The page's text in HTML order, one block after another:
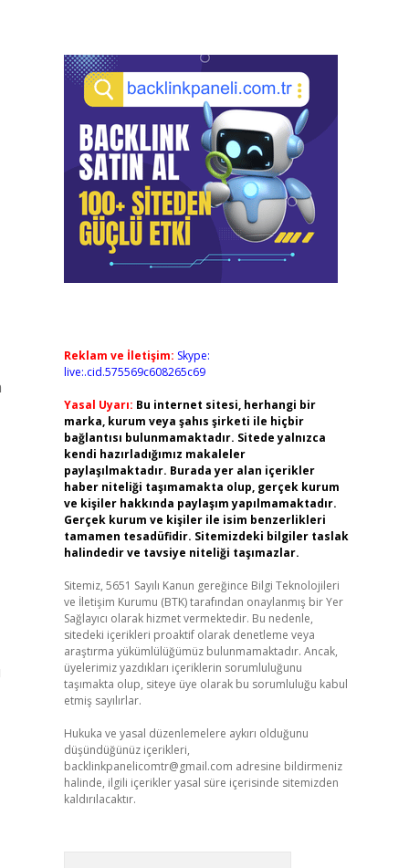
Reklam ve İletişim: Skype:
live:.cid.575569c608265c69
Yasal Uyarı: Bu internet sitesi, herhangi bir
marka, kurum veya şahıs şirketi ile hiçbir
bağlantısı bulunmamaktadır. Sitede yalnızca
kendi hazırladığımız makaleler
paylaşılmaktadır. Burada yer alan içerikler
haber niteliği taşımamakta olup, gerçek kurum
ve kişiler hakkında paylaşım yapılmamaktadır.
Gerçek kurum ve kişiler ile isim benzerlikleri
tamamen tesadüfidir. Sitemizdeki bilgiler taslak
halindedir ve tavsiye niteliği taşımazlar.
Sitemiz, 5651 Sayılı Kanun gereğince Bilgi Teknolojileri
ve İletişim Kurumu (BTK) tarafından onaylanmış bir Yer
Sağlayıcı olarak hizmet vermektedir. Bu nedenle,
sitedeki içerikleri proaktif olarak denetleme veya
araştırma yükümlülüğümüz bulunmamaktadır. Ancak,
üyelerimiz yazdıkları içeriklerin sorumluluğunu
taşımakta olup, siteye üye olarak bu sorumluluğu kabul
etmiş sayılırlar.
Hukuka ve yasal düzenlemelere aykırı olduğunu
düşündüğünüz içerikleri,
backlinkpanelicomtr@gmail.com adresine bildirmeniz
halinde, ilgili içerikler yasal süre içerisinde sitemizden
kaldırılacaktır.